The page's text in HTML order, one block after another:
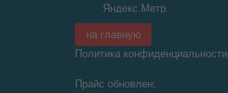
на главную
Политика конфиденциальности
Прайс обновлен: